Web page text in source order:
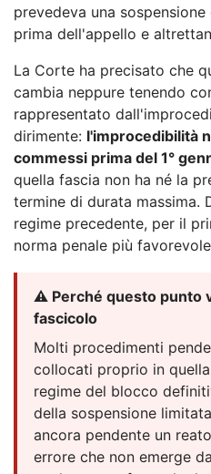
prevedeva una
prima dell'appello e
La Corte ha precisato che
cambia neppure tenendo
rappresentato
dirimente: l'improcedibilità
commessi prima del 1°
quella fascia non ha né la
termine di durata massima.
regime precedente, per il
norma penale più
⚠️ Perché questo punto
fascicolo
Molti procedimenti
collocati proprio in
regime del blocco
della sospensione
ancora pendente un
errore che non emerge